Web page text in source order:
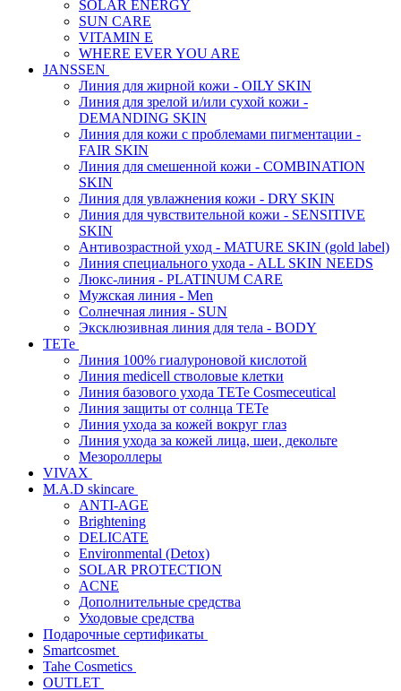
SOLAR ENERGY
SUN CARE
VITAMIN E
WHERE EVER YOU ARE
JANSSEN
Линия для жирной кожи - OILY SKIN
Линия для зрелой и/или сухой кожи -
DEMANDING SKIN
Линия для кожи с проблемами пигментации -
FAIR SKIN
Линия для смешенной кожи - COMBINATION
SKIN
Линия для увлажнения кожи - DRY SKIN
Линия для чувствительной кожи - SENSITIVE
SKIN
Антивозрастной уход - MATURE SKIN (gold label)
Линия специального ухода - ALL SKIN NEEDS
Люкс-линия - PLATINUM CARE
Мужская линия - Men
Солнечная линия - SUN
Эксклюзивная линия для тела - BODY
TETe
Линия 100% гиалуроновой кислотой
Линия medicell стволовые клетки
Линия базового ухода TETe Cosmeceutical
Линия защиты от солнца TETe
Линия ухода за кожей вокруг глаз
Линия ухода за кожей лица, шеи, декольте
Мезороллеры
VIVAX
M.A.D skincare
ANTI-AGE
Brightening
DELICATE
Environmental (Detox)
SOLAR PROTECTION
АCNE
Дополнительные средства
Уходовые средства
Подарочные сертификаты
Smartcosmet
Tahe Cosmetics
OUTLET